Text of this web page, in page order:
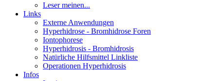
Leser meinen...
Links
Externe Anwendungen
Hyperhidrose - Bromhidrose Foren
Iontophorese
Hyperhidrosis - Bromhidrosis
Natürliche Hilfsmittel Linkliste
Operationen Hyperhidrosis
Infos